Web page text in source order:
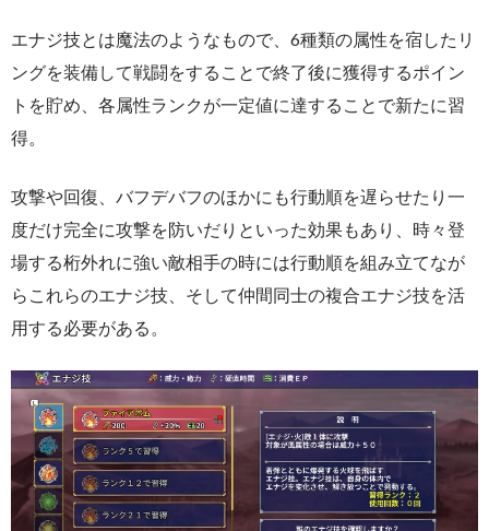
エナジ技とは魔法のようなもので、6種類の属性を宿したリ
ングを装備して戦闘をすることで終了後に獲得するポイン
トを貯め、各属性ランクが一定値に達することで新たに習
得。
攻撃や回復、バフデバフのほかにも行動順を遅らせたり一
度だけ完全に攻撃を防いだりといった効果もあり、時々登
場する桁外れに強い敵相手の時には行動順を組み立てなが
らこれらのエナジ技、そして仲間同士の複合エナジ技を活
用する必要がある。